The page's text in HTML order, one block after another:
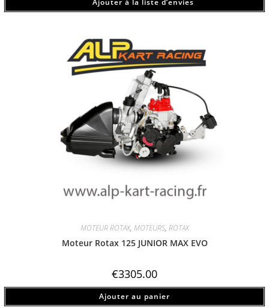
Ajouter à la liste d’envies
MOTEUR ROTAX, MOTEURS, ROTAX
Moteur Rotax 125 JUNIOR MAX EVO
€3305.00
Ajouter au panier